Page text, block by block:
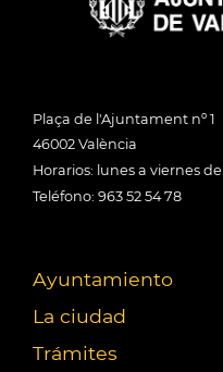
Plaça de l'Ajuntament nº 1
46002 València
Horarios: lunes a viernes
Teléfono: 963 52 54 78
Ayuntamiento
La ciudad
Trámites